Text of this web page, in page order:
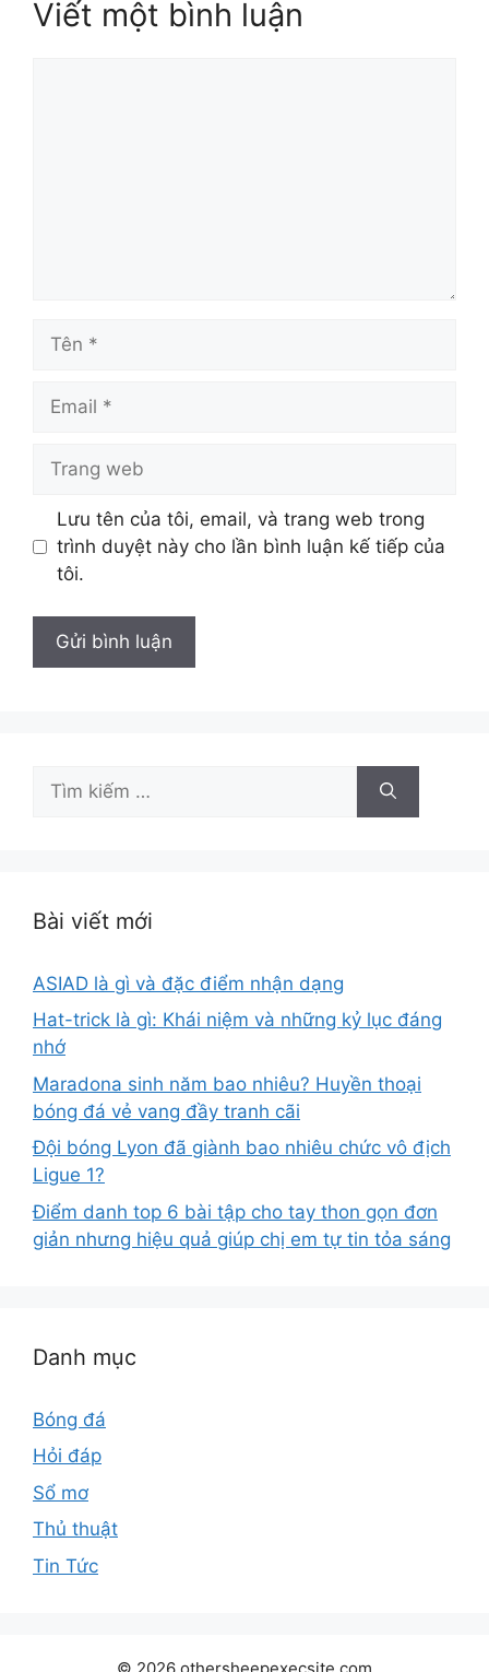
Viết một bình luận
Tên
Email
Trang
Lưu tên của tôi, email, và trang web trong
trình duyệt này cho lần bình luận kế tiếp của
tôi.
Tìm
kiếm
Bài viết mới
ASIAD là gì và đặc điểm nhận dạng
Hat-trick là gì: Khái niệm và những kỷ lục đáng
nhớ
Maradona sinh năm bao nhiêu? Huyền thoại
bóng đá vẻ vang đầy tranh cãi
Đội bóng Lyon đã giành bao nhiêu chức vô địch
Ligue 1?
Điểm danh top 6 bài tập cho tay thon gọn đơn
giản nhưng hiệu quả giúp chị em tự tin tỏa sáng
Danh mục
Bóng đá
Hỏi đáp
Sổ mơ
Thủ thuật
Tin Tức
© 2026 othersheepexecsite.com